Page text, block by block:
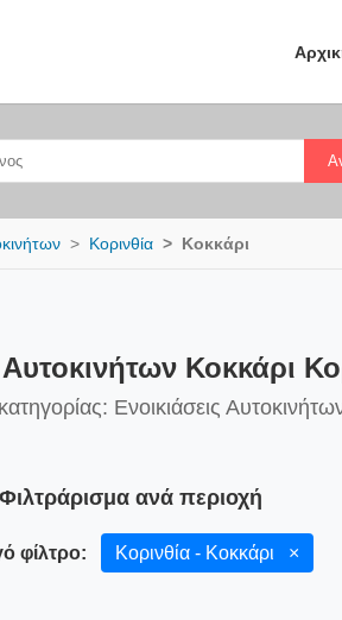
Κορινθία Κοκκάρι
Αυτοκινήτων Κοκκάρι
Ενοικιάσεις
Φιλτράρισμα ανά περιοχή
φίλτρο: Κορινθία - Κοκκάρι ×